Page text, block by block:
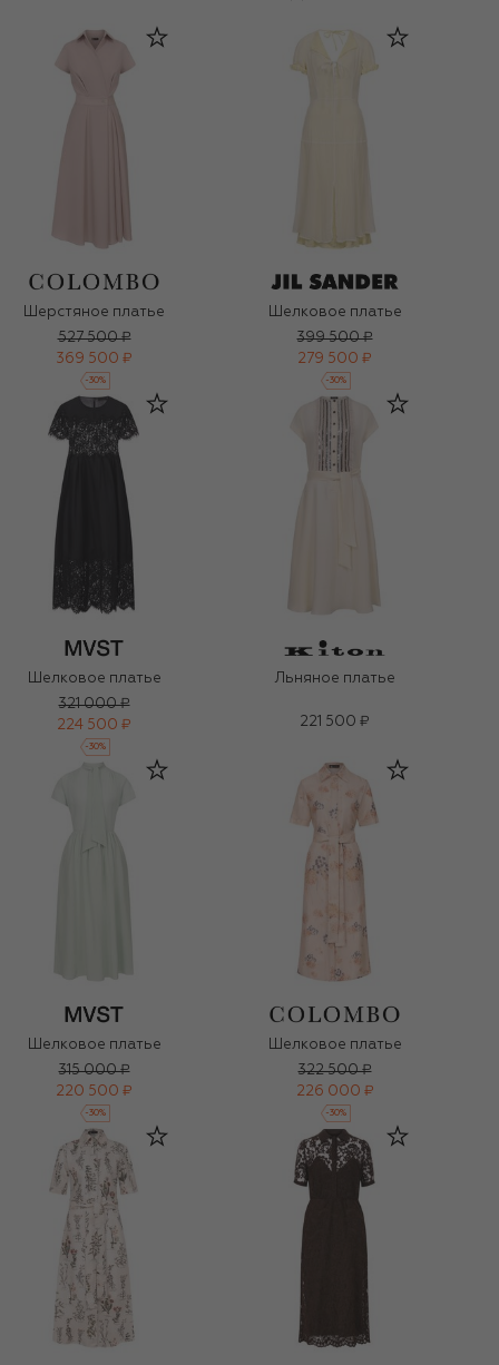
Шерстяное платье
527 500 ₽
369 500 ₽
-30%
Шелковое платье
399 500 ₽
279 500 ₽
-30%
Шелковое платье
321 000 ₽
224 500 ₽
-30%
Льняное платье
221 500 ₽
Шелковое платье
315 000 ₽
220 500 ₽
-30%
Шелковое платье
322 500 ₽
226 000 ₽
-30%